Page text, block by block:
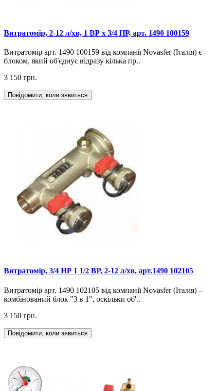
Витратомір, 2-12 л/хв, 1 ВР х 3/4 НР, арт. 1490 100159
Витратомір арт. 1490 100159 від компанії Novasfer (Італія) є
блоком, який об'єднує відразу кілька пр..
3 150 грн.
Повідомити, коли зявиться
Витратомір, 3/4 НР 1 1/2 ВР, 2-12 л/хв, арт.1490 102105
Витратомір арт. 1490 102105 від компанії Novasfer (Італія) –
комбінований блок "3 в 1", оскільки об'..
3 150 грн.
Повідомити, коли зявиться